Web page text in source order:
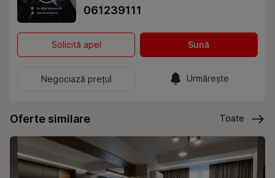
061239111
Solicită apel Sună
Negociază prețul Urmărește
Oferte similare Toate